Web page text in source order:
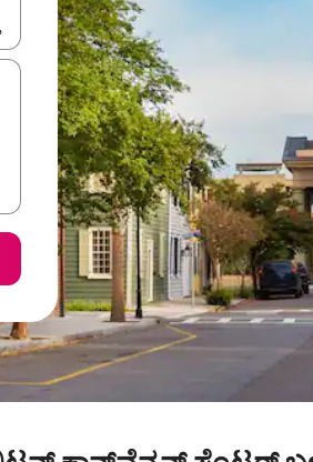
ನ್ಯಾವಿಗೇಟ್ ಮಾಡಿ ಅಥವಾ ಸ್ಪರ್ಶ ಅಥವಾ